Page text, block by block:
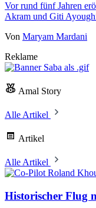
Vor rund fünf Jahren
Akram und Giti
Von Maryam Mardani
Reklame
Amal Story
Alle Artikel
Artikel
Alle Artikel
Historischer Flug